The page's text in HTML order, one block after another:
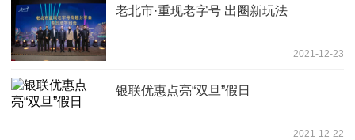
老北市·重现老字号 出圈新玩法
2021-12-23
银联优惠点亮“双旦”假日
2021-12-22